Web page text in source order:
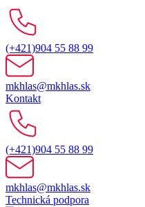
(+421)904 55 88 99
mkhlas@mkhlas.sk
Kontakt
(+421)904 55 88 99
mkhlas@mkhlas.sk
Technická podpora